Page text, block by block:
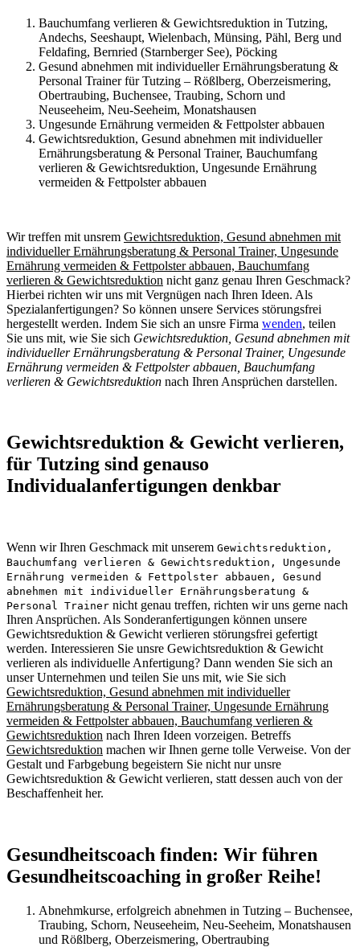
Bauchumfang verlieren & Gewichtsreduktion in Tutzing,
Andechs, Seeshaupt, Wielenbach, Münsing, Pähl, Berg und
Feldafing, Bernried (Starnberger See), Pöcking
Gesund abnehmen mit individueller Ernährungsberatung &
Personal Trainer für Tutzing – Rößlberg, Oberzeismering,
Obertraubing, Buchensee, Traubing, Schorn und
Neuseeheim, Neu-Seeheim, Monatshausen
Ungesunde Ernährung vermeiden & Fettpolster abbauen
Gewichtsreduktion, Gesund abnehmen mit individueller
Ernährungsberatung & Personal Trainer, Bauchumfang
verlieren & Gewichtsreduktion, Ungesunde Ernährung
vermeiden & Fettpolster abbauen
Wir treffen mit unsrem Gewichtsreduktion, Gesund abnehmen mit
individueller Ernährungsberatung & Personal Trainer, Ungesunde
Ernährung vermeiden & Fettpolster abbauen, Bauchumfang
verlieren & Gewichtsreduktion nicht ganz genau Ihren Geschmack?
Hierbei richten wir uns mit Vergnügen nach Ihren Ideen. Als
Spezialanfertigungen? So können unsere Services störungsfrei
hergestellt werden. Indem Sie sich an unsre Firma wenden, teilen
Sie uns mit, wie Sie sich Gewichtsreduktion, Gesund abnehmen mit
individueller Ernährungsberatung & Personal Trainer, Ungesunde
Ernährung vermeiden & Fettpolster abbauen, Bauchumfang
verlieren & Gewichtsreduktion nach Ihren Ansprüchen darstellen.
Gewichtsreduktion & Gewicht verlieren,
für Tutzing sind genauso
Individualanfertigungen denkbar
Wenn wir Ihren Geschmack mit unserem Gewichtsreduktion,
Bauchumfang verlieren & Gewichtsreduktion, Ungesunde
Ernährung vermeiden & Fettpolster abbauen, Gesund
abnehmen mit individueller Ernährungsberatung &
Personal Trainer nicht genau treffen, richten wir uns gerne nach
Ihren Ansprüchen. Als Sonderanfertigungen können unsere
Gewichtsreduktion & Gewicht verlieren störungsfrei gefertigt
werden. Interessieren Sie unsre Gewichtsreduktion & Gewicht
verlieren als individuelle Anfertigung? Dann wenden Sie sich an
unser Unternehmen und teilen Sie uns mit, wie Sie sich
Gewichtsreduktion, Gesund abnehmen mit individueller
Ernährungsberatung & Personal Trainer, Ungesunde Ernährung
vermeiden & Fettpolster abbauen, Bauchumfang verlieren &
Gewichtsreduktion nach Ihren Ideen vorzeigen. Betreffs
Gewichtsreduktion machen wir Ihnen gerne tolle Verweise. Von der
Gestalt und Farbgebung begeistern Sie nicht nur unsre
Gewichtsreduktion & Gewicht verlieren, statt dessen auch von der
Beschaffenheit her.
Gesundheitscoach finden: Wir führen
Gesundheitscoaching in großer Reihe!
Abnehmkurse, erfolgreich abnehmen in Tutzing – Buchensee,
Traubing, Schorn, Neuseeheim, Neu-Seeheim, Monatshausen
und Rößlberg, Oberzeismering, Obertraubing